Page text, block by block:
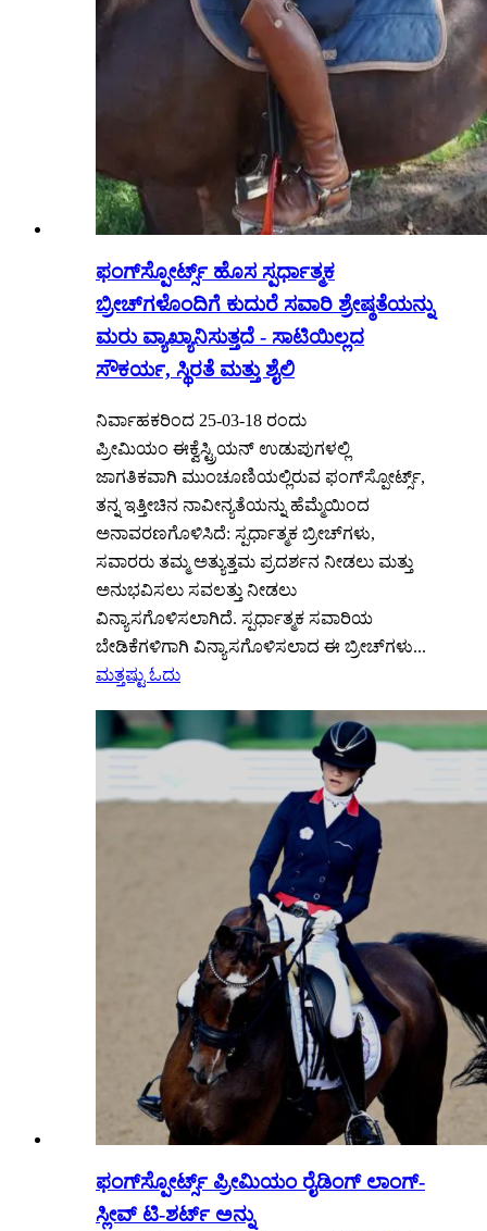
ಫಂಗ್‌ಸ್ಪೋರ್ಟ್ಸ್ ಹೊಸ ಸ್ಪರ್ಧಾತ್ಮಕ
ಬ್ರೀಚ್‌ಗಳೊಂದಿಗೆ ಕುದುರೆ ಸವಾರಿ ಶ್ರೇಷ್ಠತೆಯನ್ನು
ಮರು ವ್ಯಾಖ್ಯಾನಿಸುತ್ತದೆ - ಸಾಟಿಯಿಲ್ಲದ
ಸೌಕರ್ಯ, ಸ್ಥಿರತೆ ಮತ್ತು ಶೈಲಿ
ನಿರ್ವಾಹಕರಿಂದ 25-03-18 ರಂದು
ಪ್ರೀಮಿಯಂ ಈಕ್ವೆಸ್ಟ್ರಿಯನ್ ಉಡುಪುಗಳಲ್ಲಿ
ಜಾಗತಿಕವಾಗಿ ಮುಂಚೂಣಿಯಲ್ಲಿರುವ ಫಂಗ್‌ಸ್ಪೋರ್ಟ್ಸ್,
ತನ್ನ ಇತ್ತೀಚಿನ ನಾವೀನ್ಯತೆಯನ್ನು ಹೆಮ್ಮೆಯಿಂದ
ಅನಾವರಣಗೊಳಿಸಿದೆ: ಸ್ಪರ್ಧಾತ್ಮಕ ಬ್ರೀಚ್‌ಗಳು,
ಸವಾರರು ತಮ್ಮ ಅತ್ಯುತ್ತಮ ಪ್ರದರ್ಶನ ನೀಡಲು ಮತ್ತು
ಅನುಭವಿಸಲು ಸವಲತ್ತು ನೀಡಲು
ವಿನ್ಯಾಸಗೊಳಿಸಲಾಗಿದೆ. ಸ್ಪರ್ಧಾತ್ಮಕ ಸವಾರಿಯ
ಬೇಡಿಕೆಗಳಿಗಾಗಿ ವಿನ್ಯಾಸಗೊಳಿಸಲಾದ ಈ ಬ್ರೀಚ್‌ಗಳು...
ಮತ್ತಷ್ಟು ಓದು
ಫಂಗ್‌ಸ್ಪೋರ್ಟ್ಸ್ ಪ್ರೀಮಿಯಂ ರೈಡಿಂಗ್ ಲಾಂಗ್-
ಸ್ಲೀವ್ ಟಿ-ಶರ್ಟ್ ಅನ್ನು